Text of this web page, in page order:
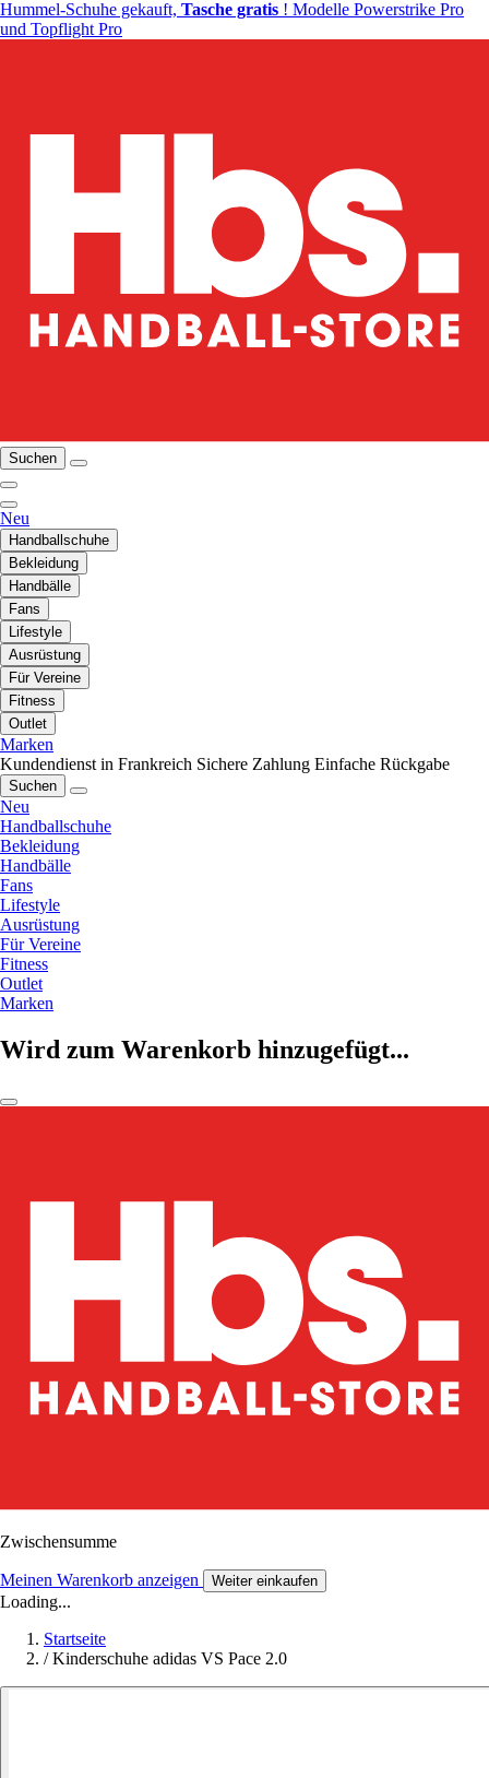
Hummel-Schuhe gekauft, Tasche gratis ! Modelle Powerstrike Pro
und Topflight Pro
Suchen
Neu
Handballschuhe
Bekleidung
Handbälle
Fans
Lifestyle
Ausrüstung
Für Vereine
Fitness
Outlet
Marken
Kundendienst in Frankreich Sichere Zahlung Einfache Rückgabe
Suchen
Neu
Handballschuhe
Bekleidung
Handbälle
Fans
Lifestyle
Ausrüstung
Für Vereine
Fitness
Outlet
Marken
Wird zum Warenkorb hinzugefügt...
Zwischensumme
Meinen Warenkorb anzeigen Weiter einkaufen
Loading...
Startseite
/ Kinderschuhe adidas VS Pace 2.0